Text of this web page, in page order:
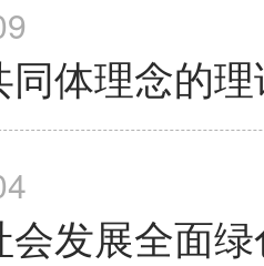
体理念的
会发展全面